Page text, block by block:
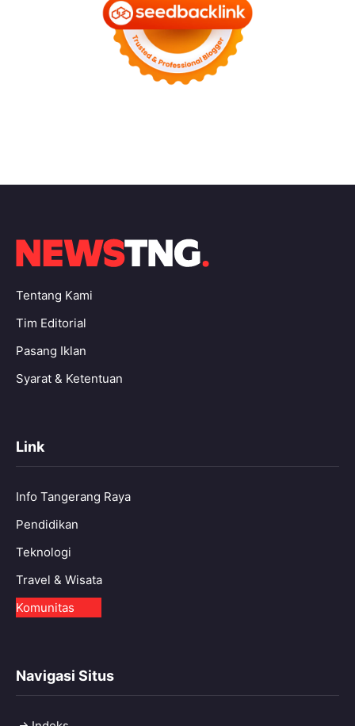
Tentang Kami
Tim Editorial
Pasang Iklan
Syarat & Ketentuan
Link
Info Tangerang Raya
Pendidikan
Teknologi
Travel & Wisata
Komunitas
Navigasi Situs